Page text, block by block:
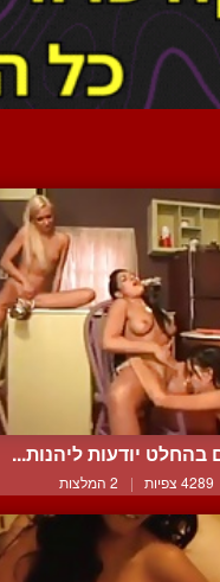
בהחלט יודעות ליהנות...
4289 צפיות | 2 המלצות